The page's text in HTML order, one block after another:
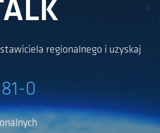
regionalnego i uzyskaj
0